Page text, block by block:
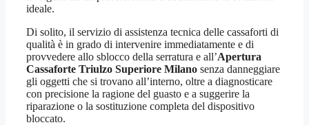
ideale.
Di solito, il servizio di assistenza tecnica delle cassaforti di
qualità è in grado di intervenire immediatamente e di
provvedere allo sblocco della serratura e all’Apertura
Cassaforte Triulzo Superiore Milano senza danneggiare
gli oggetti che si trovano all’interno, oltre a diagnosticare
con precisione la ragione del guasto e a suggerire la
riparazione o la sostituzione completa del dispositivo
bloccato.